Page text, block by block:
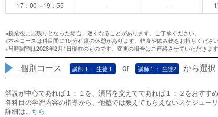
17：00～19：55
– –
※授業後に居残りとなった場合、遅くなることがあります。ご了承ください。
※本科コースは科目間に15 分程度の休憩があります。軽食や飲み物をお持ちください
※当時間割は2026年2月1日現在のものです。変更の場合はご連絡させていただきます
個別コース 講師１： 生徒１ or 講師１： 生徒2 から選択
解説が中心であれば１：１を、演習を交えてであれば１：２をおすすめ
各科目の学習内容の指導から、他塾では教えてもらえないスケジュー
詳細はこちら